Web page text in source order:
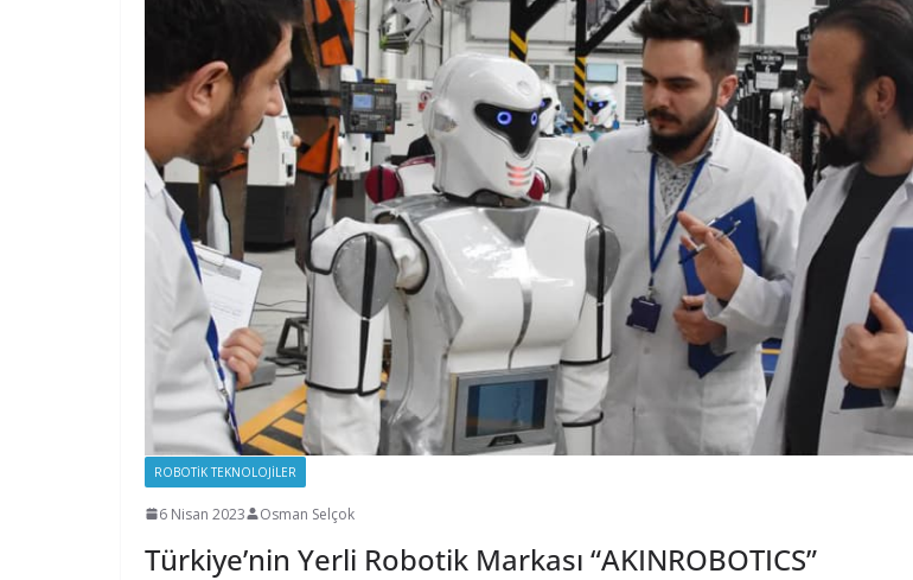
ROBOTIK TEKNOLOJILER
6 Nisan 2023 Osman Selçok
Türkiye’nin Yerli Robotik Markası “AKINROBOTICS”